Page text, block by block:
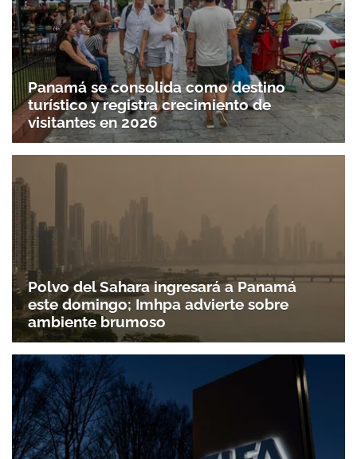
Gracias por suscribirte a nuestro boletín.
Panamá se consolida como destino
turístico y registra crecimiento de
visitantes en 2026
Polvo del Sahara ingresará a Panamá
este domingo; Imhpa advierte sobre
ambiente brumoso